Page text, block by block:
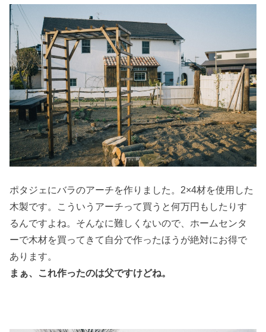
ポタジェにバラのアーチを作りました。2×4材を使用した
木製です。こういうアーチって買うと何万円もしたりす
るんですよね。そんなに難しくないので、ホームセンタ
ーで木材を買ってきて自分で作ったほうが絶対にお得で
あります。
まぁ、これ作ったのは父ですけどね。